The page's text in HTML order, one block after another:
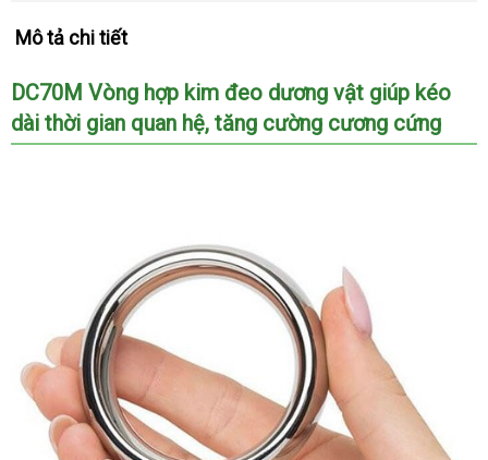
Mô tả chi tiết
DC70M Vòng hợp kim đeo dương vật giúp kéo
dài thời gian quan hệăn
trộm
, tăng cường cương cứng